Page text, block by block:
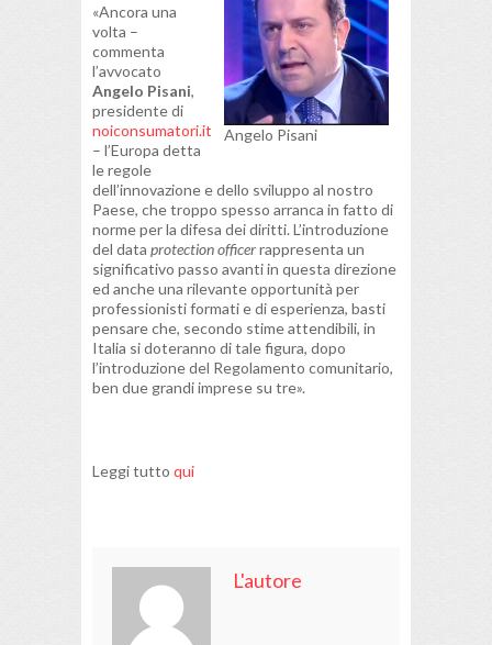
Angelo Pisani
«Ancora una
volta –
commenta
l’avvocato
Angelo Pisani,
presidente di
noiconsumatori.it
– l’Europa detta
le regole
dell’innovazione e dello sviluppo al nostro
Paese, che troppo spesso arranca in fatto di
norme per la difesa dei diritti. L’introduzione
del data protection officerrappresenta un
significativo passo avanti in questa direzione
ed anche una rilevante opportunità per
professionisti formati e di esperienza, basti
pensare che, secondo stime attendibili, in
Italia si doteranno di tale figura, dopo
l’introduzione del Regolamento comunitario,
ben due grandi imprese su tre».
Leggi tutto qui
L'autore